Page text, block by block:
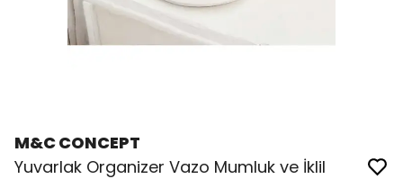
M&C CONCEPT
Yuvarlak Organizer Vazo Mumluk ve İklil